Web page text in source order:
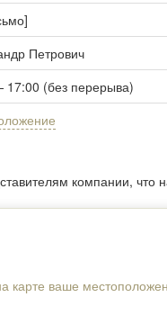
Петрович
(без перерыва)
компании, что
карте ваше